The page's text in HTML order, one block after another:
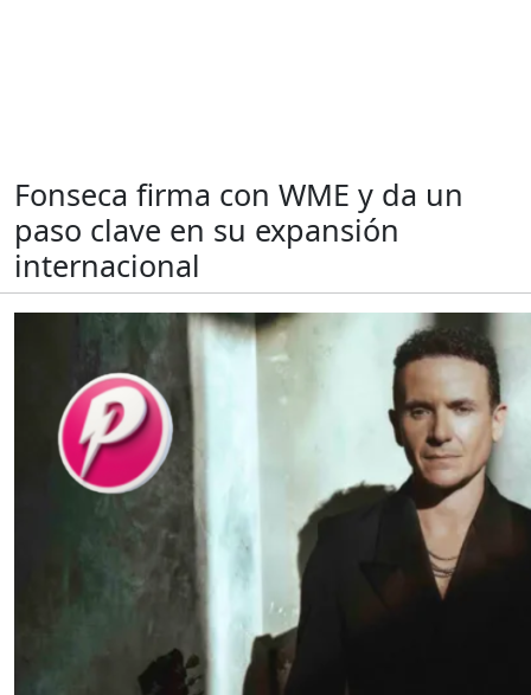
Fonseca firma con WME y da un
paso clave en su expansión
internacional